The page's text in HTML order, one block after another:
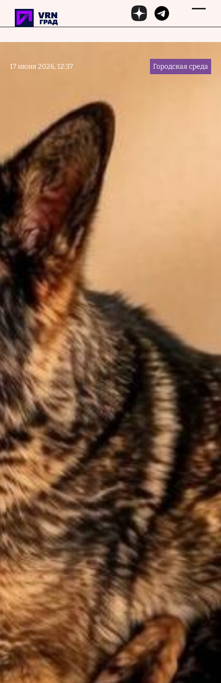
Перейти к основному содержанию
17 июня 2026, 12:37 Городская среда